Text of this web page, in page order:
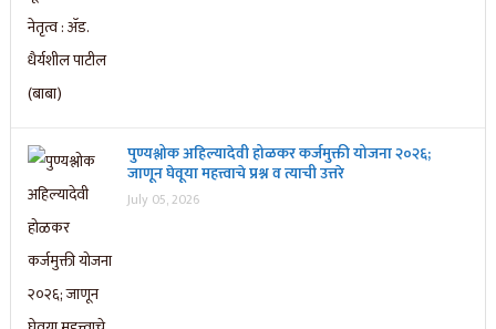
पुण्यश्लोक अहिल्यादेवी होळकर कर्जमुक्ती योजना २०२६;
जाणून घेवूया महत्त्वाचे प्रश्न व त्याची उत्तरे
July 05, 2026